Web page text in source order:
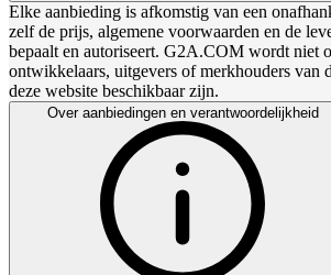
Elke aanbieding is afkomstig van een
zelf de prijs, algemene voorwaarden en de
bepaalt en autoriseert. G2A.COM wordt niet
ontwikkelaars, uitgevers of merkhouders van
deze website beschikbaar zijn.
Over aanbiedingen en verantwoordelijkheid